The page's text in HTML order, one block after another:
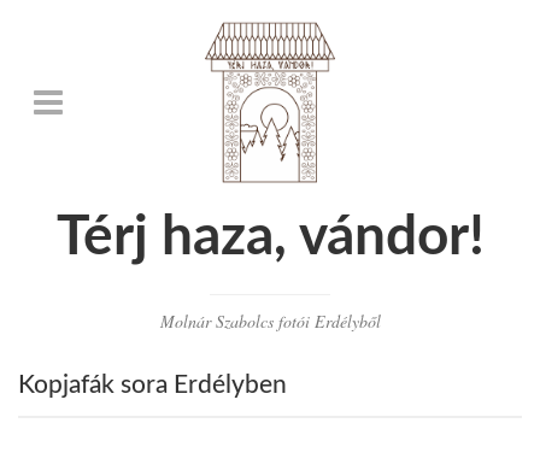
Térj haza, vándor!
Molnár Szabolcs fotói Erdélyből
Kopjafák sora Erdélyben